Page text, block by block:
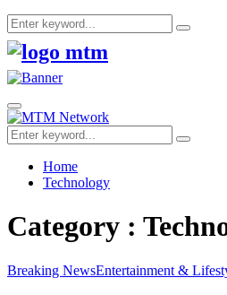
Search
for:
Search
Facebook
Twitter
Youtube
Primary
Menu
Search
for:
Search
Home
Technology
Category :
Breaking NewsEntertainment &